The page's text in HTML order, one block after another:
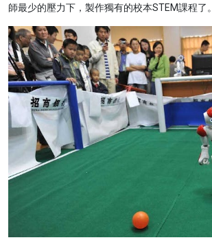
師最少的壓力下，製作獨有的校本STEM課程了。